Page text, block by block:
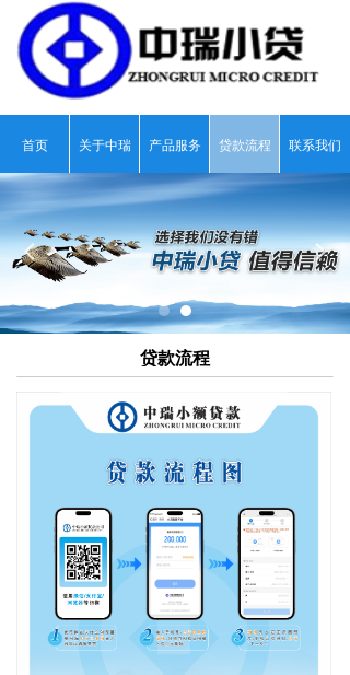
首页 关于中瑞 产品服务 贷款流程 联系我们
넳 넲
贷款流程